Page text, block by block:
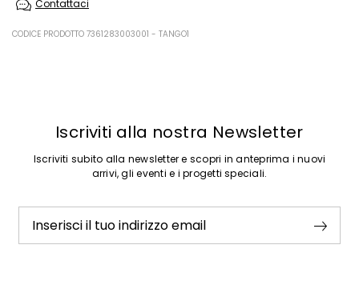
asciugare in piano in ombra; stirare a max 110; lavare a secco delicato
Contattaci
CODICE PRODOTTO 7361283003001 - TANGO1
Iscriviti alla nostra Newsletter
Iscriviti subito alla newsletter e scopri in anteprima i nuovi
arrivi, gli eventi e i progetti speciali.
Inserisci il tuo indirizzo email